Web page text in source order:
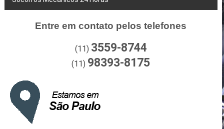
Entre em contato pelos telefones
(11) 3559-8744
(11) 98393-8175